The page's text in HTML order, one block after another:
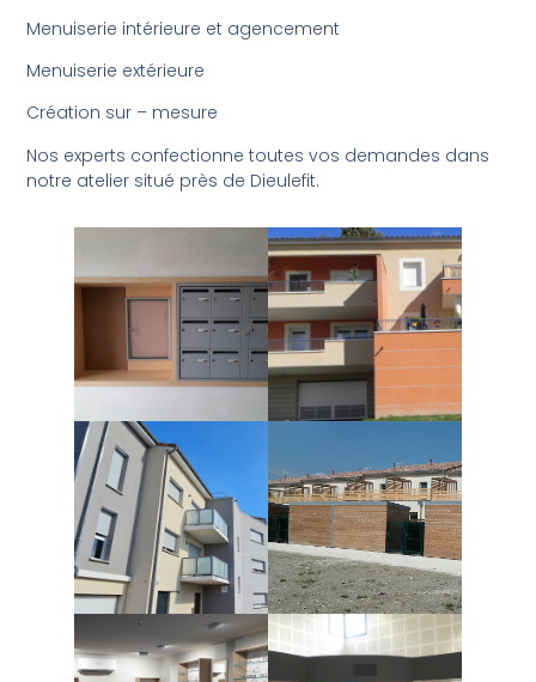
Menuiserie intérieure et agencement
Menuiserie extérieure
Création sur – mesure
Nos experts confectionne toutes vos demandes dans
notre atelier situé près de Dieulefit.